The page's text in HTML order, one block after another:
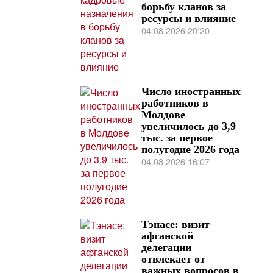
борьбу кланов за
ресурсы и влияние
04.08.2026 20:20
Число иностранных
работников в
Молдове
увеличилось до 3,9
тыс. за первое
полугодие 2026 года
04.08.2026 16:07
Тэнасе: визит
афганской
делегации
отвлекает от
важных вопросов в